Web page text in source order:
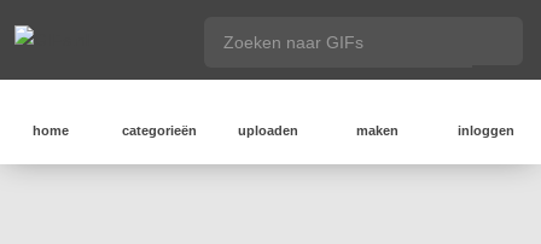
home categorieën uploaden maken inloggen